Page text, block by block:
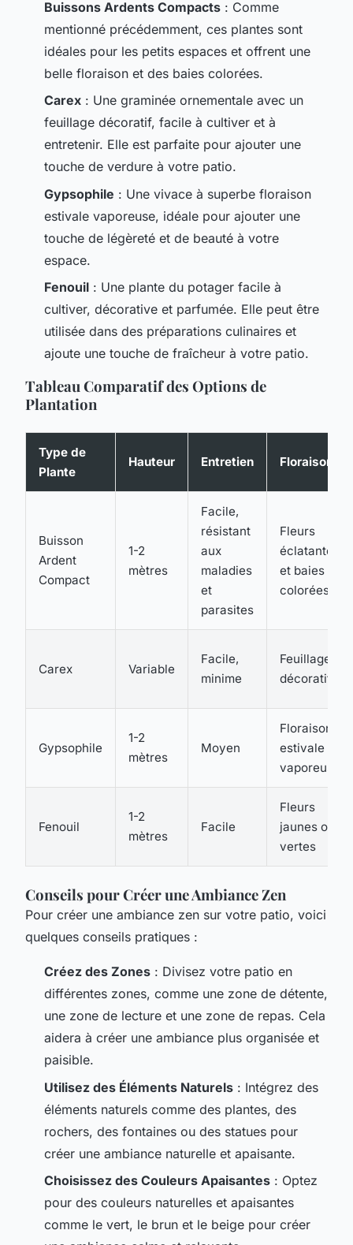
Buissons Ardents Compacts : Comme
mentionné précédemment, ces plantes sont
idéales pour les petits espaces et offrent une
belle floraison et des baies colorées.
Carex : Une graminée ornementale avec un
feuillage décoratif, facile à cultiver et à
entretenir. Elle est parfaite pour ajouter une
touche de verdure à votre patio.
Gypsophile : Une vivace à superbe floraison
estivale vaporeuse, idéale pour ajouter une
touche de légèreté et de beauté à votre
espace.
Fenouil : Une plante du potager facile à
cultiver, décorative et parfumée. Elle peut être
utilisée dans des préparations culinaires et
ajoute une touche de fraîcheur à votre patio.
Tableau Comparatif des Options de
Plantation
Type de
Plante
Hauteur Entretien Floraison
Buisson
Ardent
Compact
1-2
mètres
Facile,
résistant
aux
maladies
et
parasites
Fleurs
éclatantes
et baies
colorées
Carex Variable
Facile,
minime
Feuillage
décoratif
Gypsophile
1-2
mètres
Moyen
Floraison
estivale
vaporeuse
Fenouil
1-2
mètres
Facile
Fleurs
jaunes ou
vertes
Conseils pour Créer une Ambiance Zen
Pour créer une ambiance zen sur votre patio, voici
quelques conseils pratiques :
Créez des Zones : Divisez votre patio en
différentes zones, comme une zone de détente,
une zone de lecture et une zone de repas. Cela
aidera à créer une ambiance plus organisée et
paisible.
Utilisez des Éléments Naturels : Intégrez des
éléments naturels comme des plantes, des
rochers, des fontaines ou des statues pour
créer une ambiance naturelle et apaisante.
Choisissez des Couleurs Apaisantes : Optez
pour des couleurs naturelles et apaisantes
comme le vert, le brun et le beige pour créer